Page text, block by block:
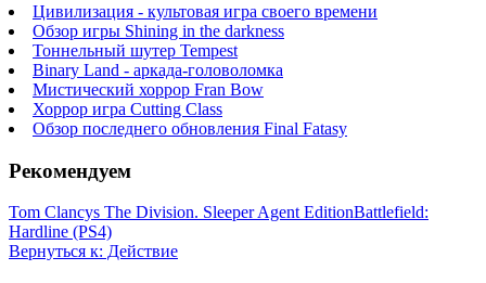
Цивилизация - культовая игра своего времени
Обзор игры Shining in the darkness
Тоннельный шутер Tempest
Binary Land - аркада-головоломка
Мистический хоррор Fran Bow
Хоррор игра Cutting Class
Обзор последнего обновления Final Fatasy
Рекомендуем
Tom Clancys The Division. Sleeper Agent EditionBattlefield:
Hardline (PS4)
Вернуться к: Действие